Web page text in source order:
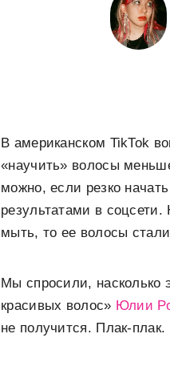
В американском TikTok
«научить» волосы
можно, если резко
результатами в
мыть, то ее волосы
Мы спросили, насколько
красивых волос» Юлии
не получится. Плак-плак.